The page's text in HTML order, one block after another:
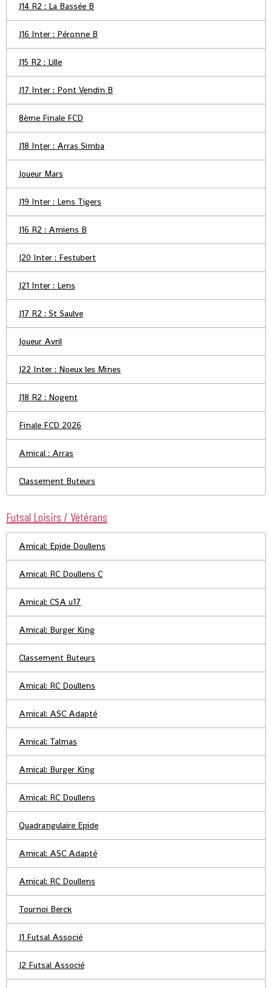
J14 R2 : La Bassée B
J16 Inter : Péronne B
J15 R2 : Lille
J17 Inter : Pont Vendin B
8ème Finale FCD
J18 Inter : Arras Simba
Joueur Mars
J19 Inter : Lens Tigers
J16 R2 : Amiens B
J20 Inter : Festubert
J21 Inter : Lens
J17 R2 : St Saulve
Joueur Avril
J22 Inter : Noeux les Mines
J18 R2 : Nogent
Finale FCD 2026
Amical : Arras
Classement Buteurs
Futsal Loisirs / Vétérans
Amical: Epide Doullens
Amical: RC Doullens C
Amical: CSA u17
Amical: Burger King
Classement Buteurs
Amical: RC Doullens
Amical: ASC Adapté
Amical: Talmas
Amical: Burger King
Amical: RC Doullens
Quadrangulaire Epide
Amical: ASC Adapté
Amical: RC Doullens
Tournoi Berck
J1 Futsal Associé
J2 Futsal Associé